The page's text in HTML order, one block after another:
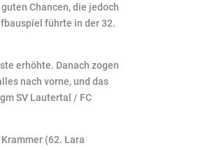
Chancen, die jedoch
führte in der 32.
erhöhte. Danach zogen
nach vorne, und das
SV Lautertal / FC
(62. Lara